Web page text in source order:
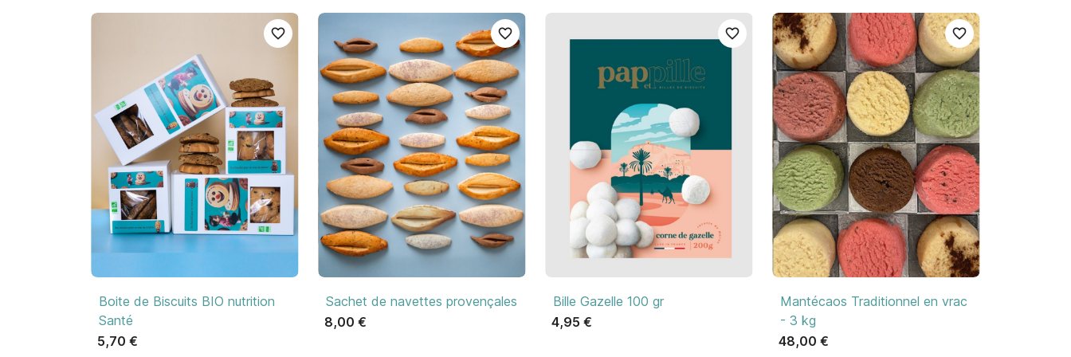
Aperçu rapide
favorite_border
Boite de Biscuits BIO nutrition
Santé
5,70 €
 Aperçu rapide
favorite_border
Sachet de navettes provençales
8,00 €
Aperçu rapide
favorite_border
Bille Gazelle 100 gr
4,95 €
Aperçu rapide
favorite_border
Mantécaos Traditionnel en vrac
- 3 kg
48,00 €